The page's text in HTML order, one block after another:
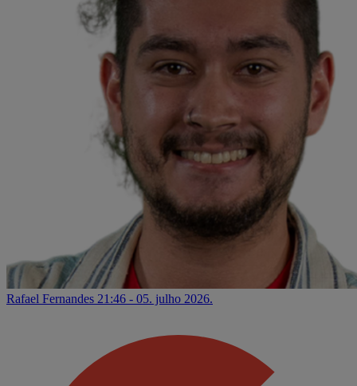
Rafael Fernandes 21:46 - 05. julho 2026.